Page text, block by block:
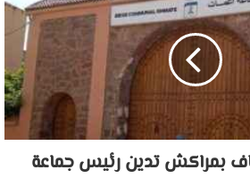
بمراكش تدين رئيس جماعة